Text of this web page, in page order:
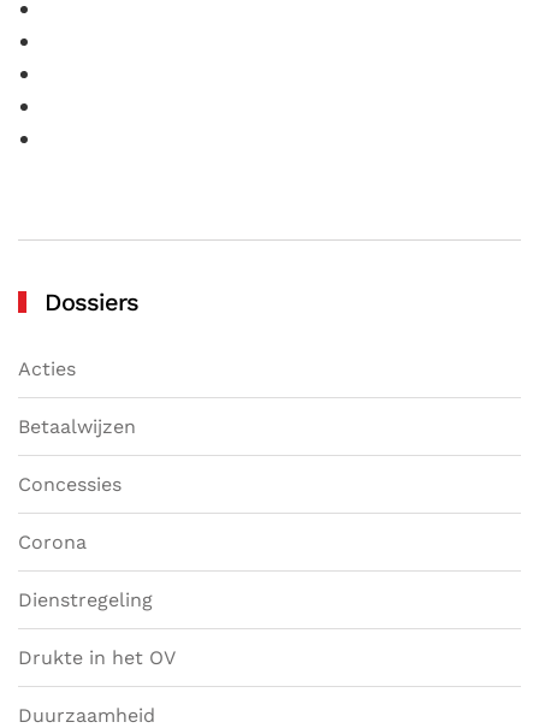
Dossiers
Acties
Betaalwijzen
Concessies
Corona
Dienstregeling
Drukte in het OV
Duurzaamheid